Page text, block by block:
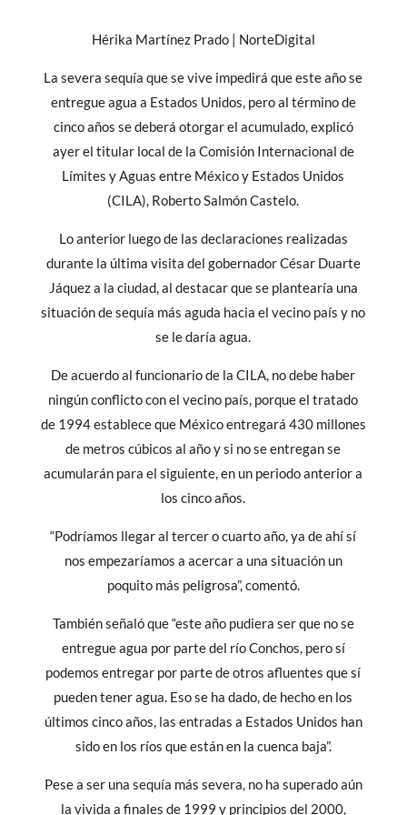
Hérika Martínez Prado | NorteDigital
La severa sequía que se vive impedirá que este año se
entregue agua a Estados Unidos, pero al término de
cinco años se deberá otorgar el acumulado, explicó
ayer el titular local de la Comisión Internacional de
Límites y Aguas entre México y Estados Unidos
(CILA), Roberto Salmón Castelo.
Lo anterior luego de las declaraciones realizadas
durante la última visita del gobernador César Duarte
Jáquez a la ciudad, al destacar que se plantearía una
situación de sequía más aguda hacia el vecino país y no
se le daría agua.
De acuerdo al funcionario de la CILA, no debe haber
ningún conflicto con el vecino país, porque el tratado
de 1994 establece que México entregará 430 millones
de metros cúbicos al año y si no se entregan se
acumularán para el siguiente, en un periodo anterior a
los cinco años.
“Podríamos llegar al tercer o cuarto año, ya de ahí sí
nos empezaríamos a acercar a una situación un
poquito más peligrosa”, comentó.
También señaló que “este año pudiera ser que no se
entregue agua por parte del río Conchos, pero sí
podemos entregar por parte de otros afluentes que sí
pueden tener agua. Eso se ha dado, de hecho en los
últimos cinco años, las entradas a Estados Unidos han
sido en los ríos que están en la cuenca baja”.
Pese a ser una sequía más severa, no ha superado aún
la vivida a finales de 1999 y principios del 2000,